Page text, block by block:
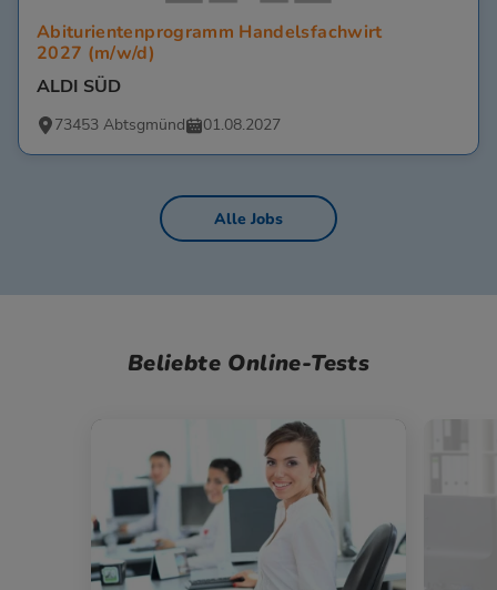
Abiturientenprogramm Handelsfachwirt
2027 (m/w/d)
ALDI SÜD
73453 Abtsgmünd 01.08.2027
Alle Jobs
Beliebte Online-Tests